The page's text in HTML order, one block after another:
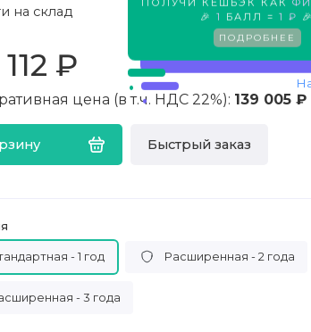
🎉1БАЛЛ =1 ₽
ПОДРОБНЕЕ
на склад
₽
цена (в т.ч. НДС 22%): 139 005 ₽
Быстрый заказ
- 1 год Расширенная - 2 года
- 3 года